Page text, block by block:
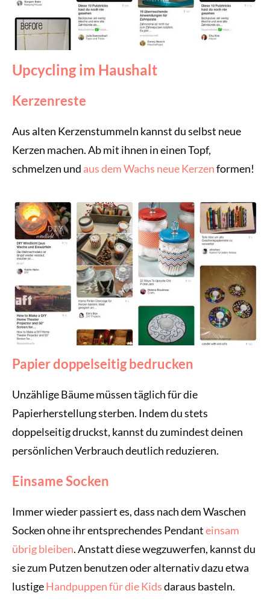
Upcycling im Haushalt
Kerzenreste
Aus alten Kerzenstummeln kannst du selbst neue
Kerzen machen. Ab mit ihnen in einen Topf,
schmelzen und aus dem Wachs neue Kerzenformen!
Papier doppelseitig bedrucken
Unzählige Bäume müssen täglich für die
Papierherstellung sterben. Indem du stets
doppelseitig druckst, kannst du zumindest deinen
persönlichen Verbrauch deutlich reduzieren.
Einsame Socken
Immer wieder passiert es, dass nach dem Waschen
Socken ohne ihr entsprechendes Pendanteinsam
übrig bleiben. Anstatt diese wegzuwerfen, kannst du
sie zum Putzen benutzen oder alternativ dazu etwa
lustigeHandpuppen für die Kidsdaraus basteln.